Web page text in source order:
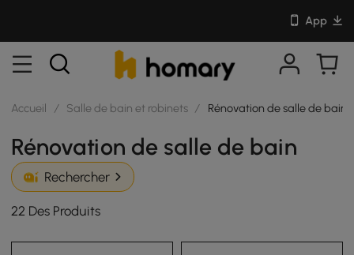
App
Accueil / Salle de bain et robinets / Rénovation de salle de bain
Rénovation de salle de bain
Rechercher
22 Des Produits